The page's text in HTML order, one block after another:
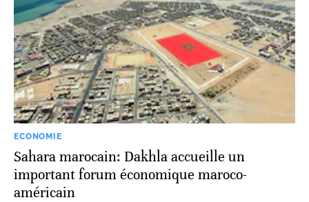
ECONOMIE
Sahara marocain: Dakhla accueille un
important forum économique maroco-
américain